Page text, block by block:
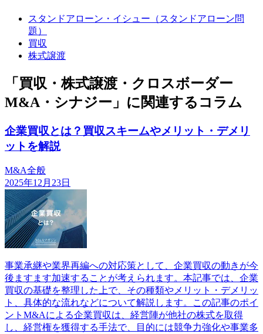
スタンドアローン・イシュー（スタンドアローン問
題）
買収
株式譲渡
「買収・株式譲渡・クロスボーダー
M&A・シナジー」に関連するコラム
企業買収とは？買収スキームやメリット・デメリ
ットを解説
M&A全般
2025年12月23日
事業承継や業界再編への対応策として、企業買収の動きが今
後ますます加速することが考えられます。本記事では、企業
買収の基礎を整理した上で、その種類やメリット・デメリッ
ト、具体的な流れなどについて解説します。この記事のポイ
ントM&Aによる企業買収は、経営陣が他社の株式を取得
し、経営権を獲得する手法で、目的には競争力強化や事業多